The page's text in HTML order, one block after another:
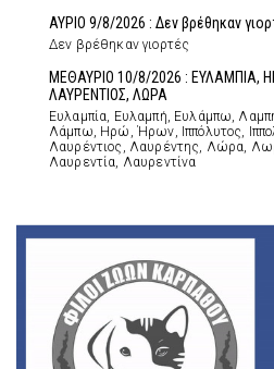
ΑΥΡΙΟ 9/8/2026 : Δεν βρέθηκαν
Δεν βρέθηκαν γιορτές
ΜΕΘΑΥΡΙΟ 10/8/2026 : ΕΥΛΑΜΠΙΑ,
ΛΑΥΡΕΝΤΙΟΣ, ΛΩΡΑ
Ευλαμπία, Ευλαμπή, Ευλάμπω,
Λάμπω, Ηρώ, Ήρων, Ιππόλυτος,
Λαυρέντιος, Λαυρέντης, Λώρα,
Λαυρεντία, Λαυρεντίνα